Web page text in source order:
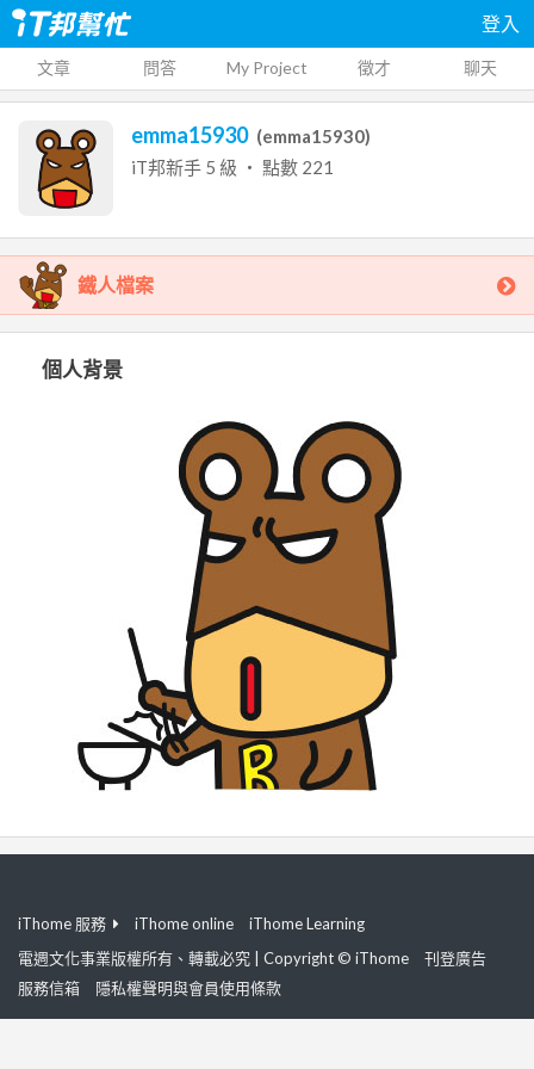
登入
文章 問答 My Project 徵才 聊天
emma15930 (emma15930)
iT邦新手 5 級 ‧ 點數 221
鐵人檔案
個人背景
iThome 服務 iThome online
iThome Learning
電週文化事業版權所有、轉載必究 | Copyright © iThome
刊登廣告
服務信箱
隱私權聲明與會員使用條款